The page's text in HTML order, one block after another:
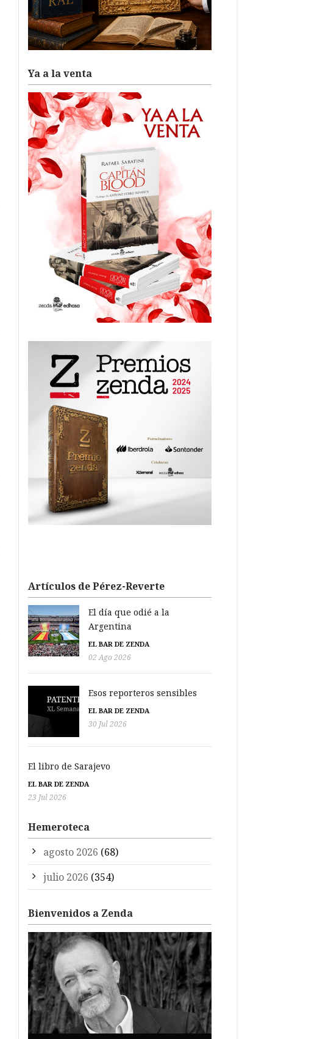
Ya a la venta
Artículos de Pérez-Reverte
El día que odié a la
Argentina
EL BAR DE ZENDA
02 Ago 2026
Esos reporteros sensibles
EL BAR DE ZENDA
30 Jul 2026
El libro de Sarajevo
EL BAR DE ZENDA
23 Jul 2026
Hemeroteca
agosto 2026 (68)
julio 2026 (354)
Bienvenidos a Zenda